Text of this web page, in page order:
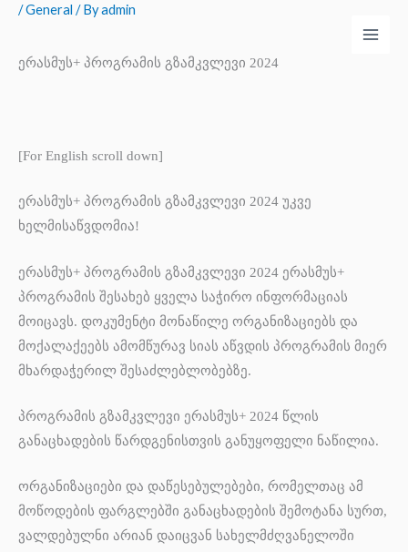
Skip
content
/General / Byadmin
ერასმუს+ პროგრამის გზამკვლევი 2024
[For English scroll down]
ერასმუს+ პროგრამის გზამკვლევი 2024 უკვე
ხელმისაწვდომია!
ერასმუს+ პროგრამის გზამკვლევი 2024 ერასმუს+
პროგრამის შესახებ ყველა საჭირო ინფორმაციას
მოიცავს. დოკუმენტი მონაწილე ორგანიზაციებს და
მოქალაქეებს ამომწურავ სიას აწვდის პროგრამის მიერ
მხარდაჭერილ შესაძლებლობებზე.
პროგრამის გზამკვლევი ერასმუს+ 2024 წლის
განაცხადების წარდგენისთვის განუყოფელი ნაწილია.
ორგანიზაციები და დაწესებულებები, რომელთაც ამ
მოწოდების ფარგლებში განაცხადების შემოტანა სურთ,
ვალდებულნი არიან დაიცვან სახელმძღვანელოში